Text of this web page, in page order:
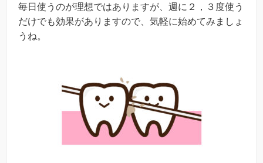
毎日使うのが理想ではありますが、週に２，３度使う
だけでも効果がありますので、気軽に始めてみましょ
うね。